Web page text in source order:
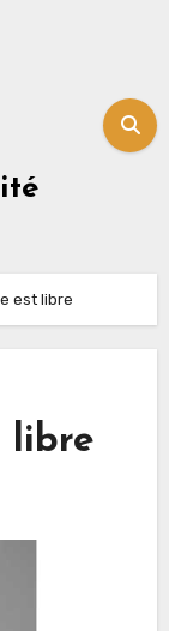
est libre
libre